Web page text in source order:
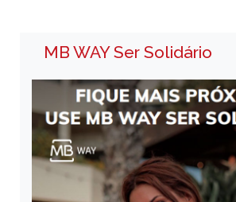
MB WAY Ser Solidário